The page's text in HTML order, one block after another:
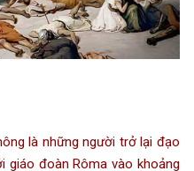
là những người trở lại đạo
giáo đoàn Rôma vào khoảng